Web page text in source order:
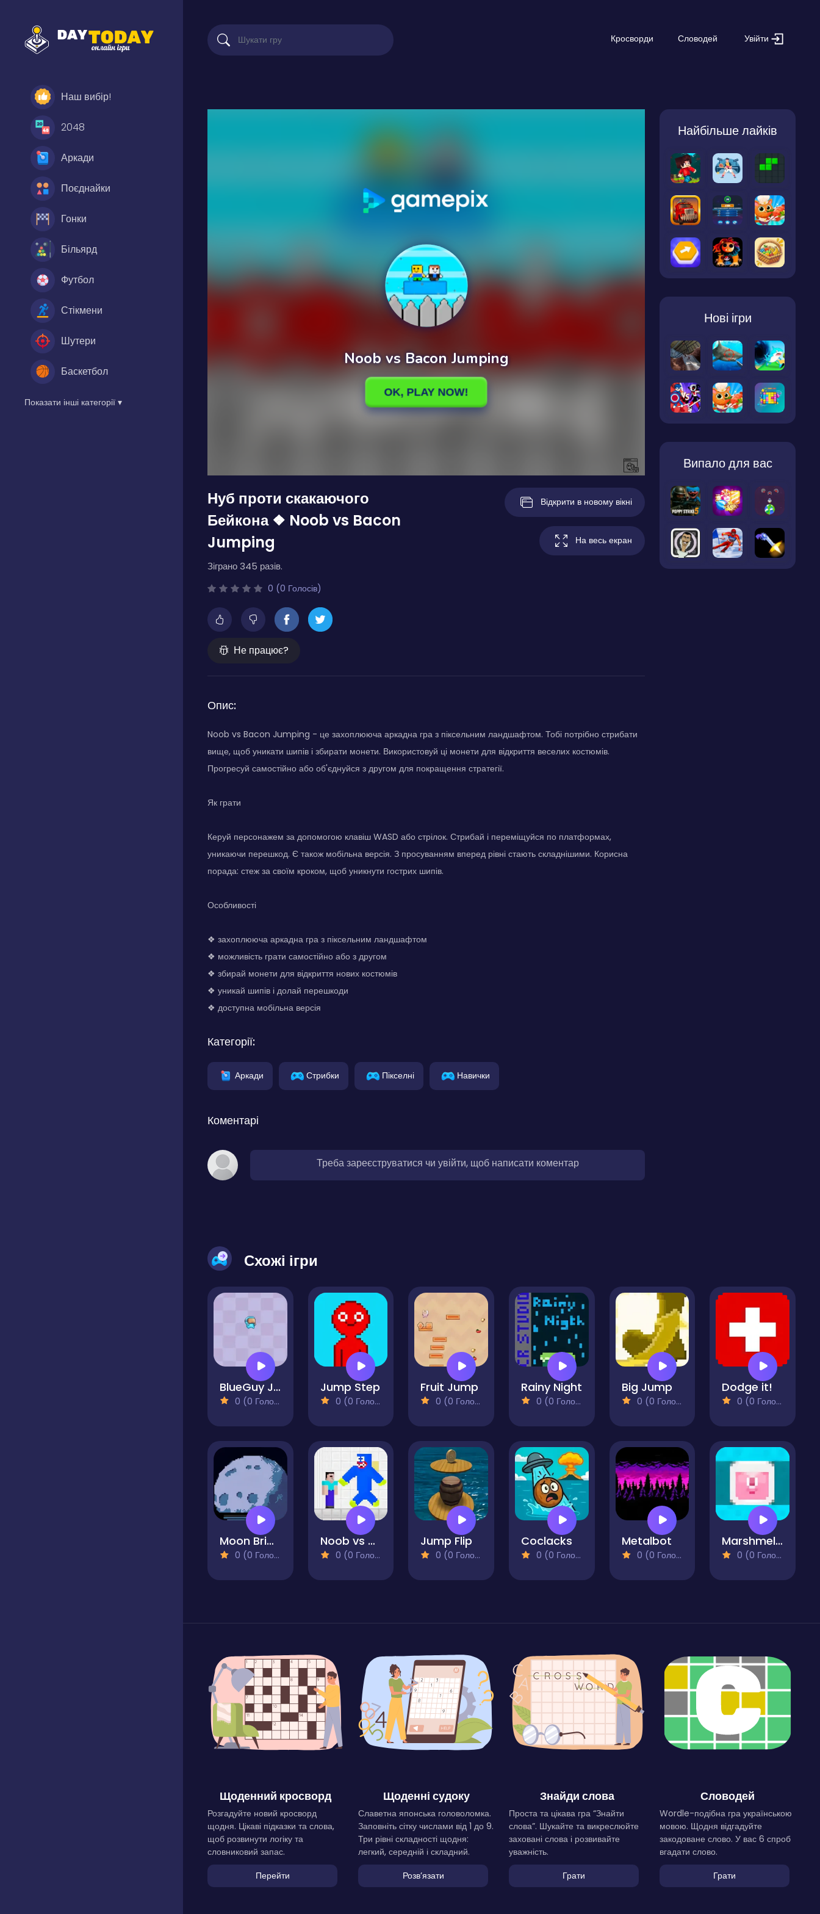
Наш вибір!
2048
Аркади
Поєднайки
Гонки
Більярд
Футбол
Стікмени
Шутери
Баскетбол
Показати інші категорії ▾
Кросворди Словодей Увійти
Нуб проти скакаючого
Бейкона ❖ Noob vs Bacon
Jumping
Зіграно 345 разів.
0 (0 Голосів)
Не працює?
Відкрити в новому вікні
На весь екран
Опис:
Noob vs Bacon Jumping - це захоплююча аркадна гра з піксельним ландшафтом. Тобі потрібно стрибати
вище, щоб уникати шипів і збирати монети. Використовуй ці монети для відкриття веселих костюмів.
Прогресуй самостійно або об'єднуйся з другом для покращення стратегії.
Як грати
Керуй персонажем за допомогою клавіш WASD або стрілок. Стрибай і переміщуйся по платформах,
уникаючи перешкод. Є також мобільна версія. З просуванням вперед рівні стають складнішими. Корисна
порада: стеж за своїм кроком, щоб уникнути гострих шипів.
Особливості
❖ захоплююча аркадна гра з піксельним ландшафтом
❖ можливість грати самостійно або з другом
❖ збирай монети для відкриття нових костюмів
❖ уникай шипів і долай перешкоди
❖ доступна мобільна версія
Категорії:
Аркади Стрибки Пікселні Навички
Коментарі
Треба зареєструватися чи увійти, щоб написати коментар
Найбільше лайків
Нові ігри
Випало для вас
Схожі ігри
BlueGuy Jump
0 (0 Голосів)
Jump Step
0 (0 Голосів)
Fruit Jump
0 (0 Голосів)
Rainy Night
0 (0 Голосів)
Big Jump
0 (0 Голосів)
Dodge it!
0 (0 Голосів)
Moon Bridge
0 (0 Голосів)
Noob vs Blue Monster
0 (0 Голосів)
Jump Flip
0 (0 Голосів)
Coclacks
0 (0 Голосів)
Metalbot
0 (0 Голосів)
Marshmello Monster
0 (0 Голосів)
Щоденний кросворд
Розгадуйте новий кросворд
щодня. Цікаві підказки та слова,
щоб розвинути логіку та
словниковий запас.
Перейти
Щоденні судоку
Славетна японська головоломка.
Заповніть сітку числами від 1 до 9.
Три рівні складності щодня:
легкий, середній і складний.
Розвʼязати
Знайди слова
Проста та цікава гра “Знайти
слова”. Шукайте та викреслюйте
заховані слова і розвивайте
уважність.
Грати
Словодей
Wordle-подібна гра українською
мовою. Щодня відгадуйте
закодоване слово. У вас 6 спроб
вгадати слово.
Грати